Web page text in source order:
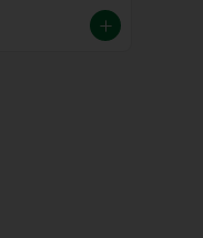
lo dulce en cada